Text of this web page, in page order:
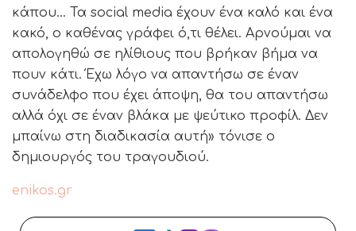
κάπου… Τα social media έχουν ένα καλό και ένα
κακό, ο καθένας γράφει ό,τι θέλει. Αρνούμαι να
απολογηθώ σε ηλίθιους που βρήκαν βήμα να
πουν κάτι. Έχω λόγο να απαντήσω σε έναν
συνάδελφο που έχει άποψη, θα του απαντήσω
αλλά όχι σε έναν βλάκα με ψεύτικο προφίλ. Δεν
μπαίνω στη διαδικασία αυτή» τόνισε ο
δημιουργός του τραγουδιού.
enikos.gr